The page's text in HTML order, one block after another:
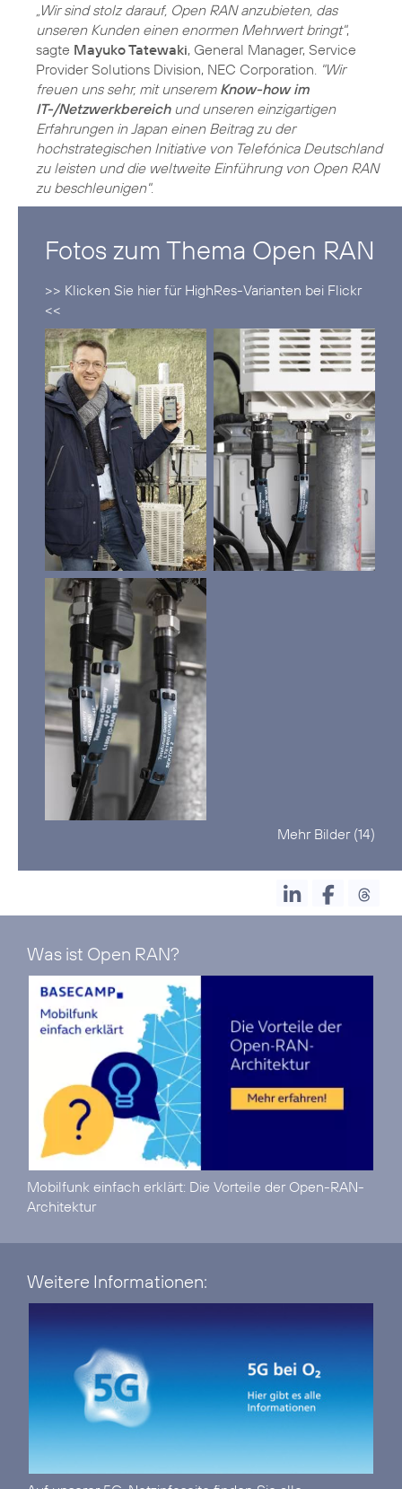
„Wir sind stolz darauf, Open RAN anzubieten, das
unseren Kunden einen enormen Mehrwert bringt",
sagte Mayuko Tatewaki, General Manager, Service
Provider Solutions Division, NEC Corporation. "Wir
freuen uns sehr, mit unserem Know-how im
IT-/Netzwerkbereichund unseren einzigartigen
Erfahrungen in Japan einen Beitrag zu der
hochstrategischen Initiative von Telefónica Deutschland
zu leisten und die weltweite Einführung von Open RAN
zu beschleunigen"
Fotos zum Thema Open RAN
>> Klicken Sie hier für HighRes-Varianten bei Flickr
<<
Mehr Bilder (14)
Was ist Open RAN?
Mobilfunk einfach erklärt: Die Vorteile der Open-RAN-
Architektur
Weitere Informationen: